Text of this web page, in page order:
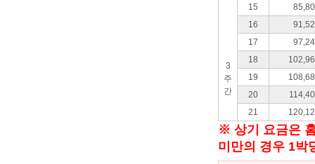
3
주
간
15
16
17
18
19
20
21
※ 상기 요금은
미만의 경우 1박